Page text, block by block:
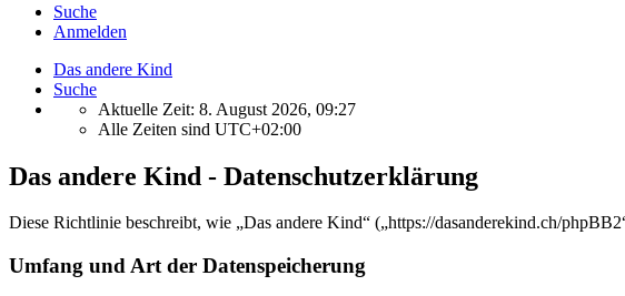
Suche
Anmelden
Das andere Kind
Suche
Aktuelle Zeit: 8. August 2026, 09:27
Alle Zeiten sind UTC+02:00
Das andere Kind - Datenschutzerklärung
Diese Richtlinie beschreibt, wie „Das andere Kind“ („https://dasanderekind.ch/
Umfang und Art der Datenspeicherung